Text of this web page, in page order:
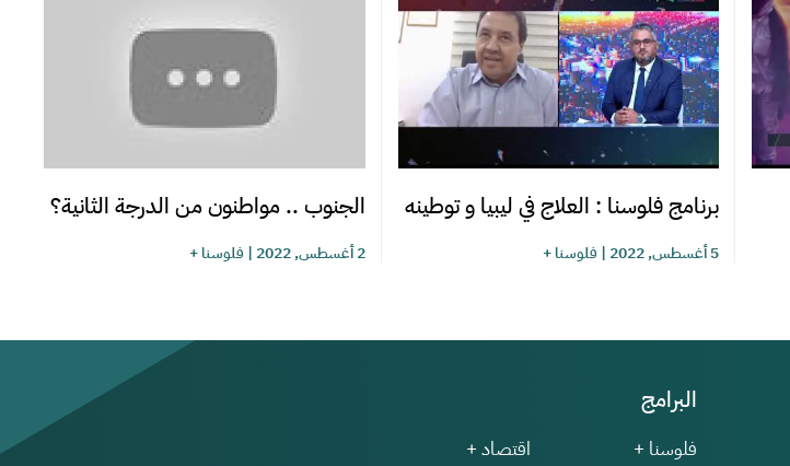
برنامج فلوسنا : العلاج في ليبيا و توطينه
5 أغسطس, 2022 | فلوسنا +
الجنوب .. مواطنون من الدرجة الثانية؟
2 أغسطس, 2022 | فلوسنا +
البرامج
فلوسنا + اقتصاد +